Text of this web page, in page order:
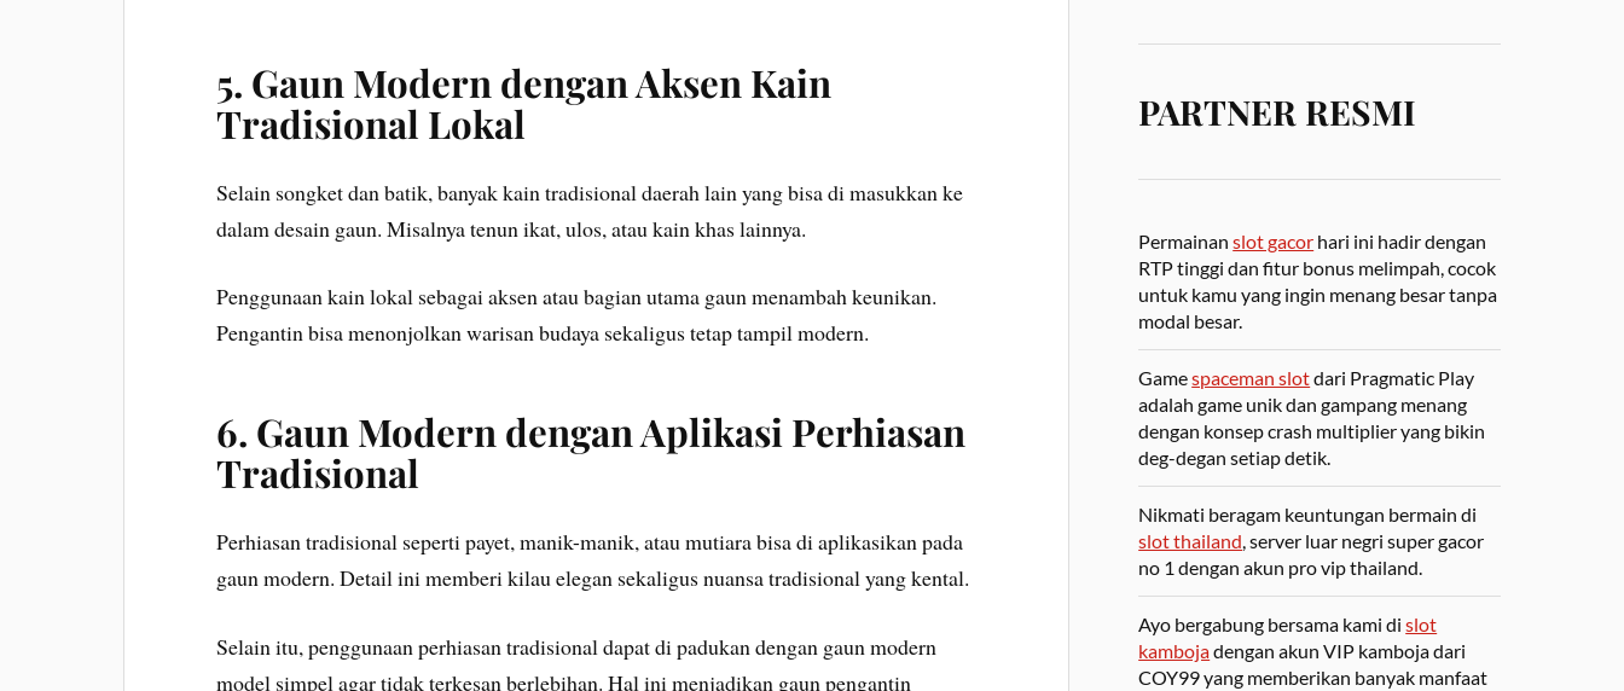
5. Gaun Modern dengan Aksen Kain
Tradisional Lokal
Selain songket dan batik, banyak kain tradisional daerah lain yang bisa di masukkan ke
dalam desain gaun. Misalnya tenun ikat, ulos, atau kain khas lainnya.
Penggunaan kain lokal sebagai aksen atau bagian utama gaun menambah keunikan.
Pengantin bisa menonjolkan warisan budaya sekaligus tetap tampil modern.
6. Gaun Modern dengan Aplikasi Perhiasan
Tradisional
Perhiasan tradisional seperti payet, manik-manik, atau mutiara bisa di aplikasikan pada
gaun modern. Detail ini memberi kilau elegan sekaligus nuansa tradisional yang kental.
Selain itu, penggunaan perhiasan tradisional dapat di padukan dengan gaun modern
model simpel agar tidak terkesan berlebihan. Hal ini menjadikan gaun pengantin
PARTNER RESMI
Permainanslot gacor hari ini hadir dengan
RTP tinggi dan fitur bonus melimpah, cocok
untuk kamu yang ingin menang besar tanpa
modal besar.
Gamespaceman slotdari Pragmatic Play
adalah game unik dan gampang menang
dengan konsep crash multiplier yang bikin
deg-degan setiap detik.
Nikmati beragam keuntungan bermain di
slot thailand, server luar negri super gacor
no 1 dengan akun pro vip thailand.
Ayo bergabung bersama kami dislot
kambojadengan akun VIP kamboja dari
COY99 yang memberikan banyak manfaat